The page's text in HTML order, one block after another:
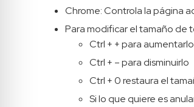
Chrome: Controla la página
Para modificar el tamaño de
Ctrl + + para aumentarlo
Ctrl + – para disminuirlo
Ctrl + 0 restaura el
Si lo que quiere es